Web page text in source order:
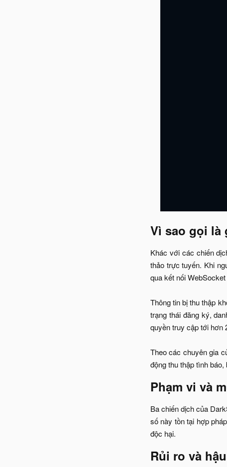
Vì sao gọi là
Khác với các chiến
thảo trực tuyến. Khi
qua kết nối
Thông tin bị thu thập
trạng thái đăng ký,
quyền truy cập tới hơn
Theo các chuyên gia
động thu thập tình
Phạm vi và
Ba chiến dịch của
số này tồn tại hợp
độc hại.​
Rủi ro và